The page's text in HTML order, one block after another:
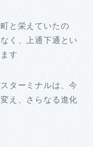
と栄えていたの
く、上通下通とい
す
ターミナルは、今
え、さらなる進化